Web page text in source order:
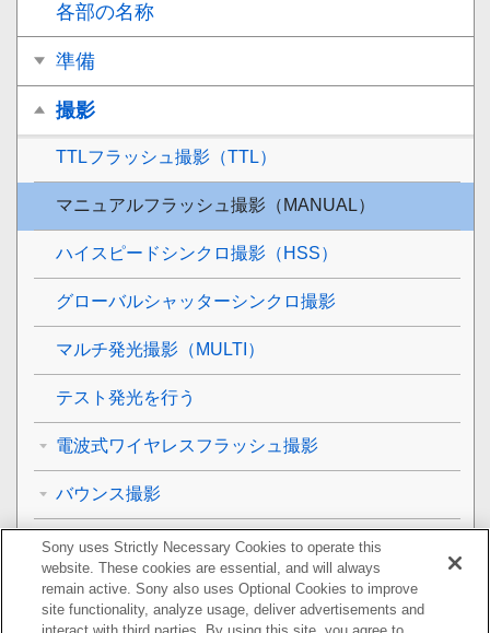
各部の名称
準備
撮影
TTLフラッシュ撮影（TTL）
マニュアルフラッシュ撮影（MANUAL）
ハイスピードシンクロ撮影（HSS）
グローバルシャッターシンクロ撮影
マルチ発光撮影（MULTI）
テスト発光を行う
電波式ワイヤレスフラッシュ撮影
バウンス撮影
メモリー設定を登録する／呼び出す
本機/レシーバーのバージョン情報を表示する
Sony uses Strictly Necessary Cookies to operate this
website. These cookies are essential, and will always
remain active. Sony also uses Optional Cookies to improve
site functionality, analyze usage, deliver advertisements and